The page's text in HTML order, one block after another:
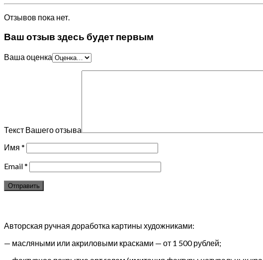
Отзывов пока нет.
Ваш отзыв здесь будет первым
Ваша оценка
Текст Вашего отзыва
Имя *
Email*
Авторская ручная доработка картины художниками:
— масляными или акриловыми красками — от 1 500 рублей;